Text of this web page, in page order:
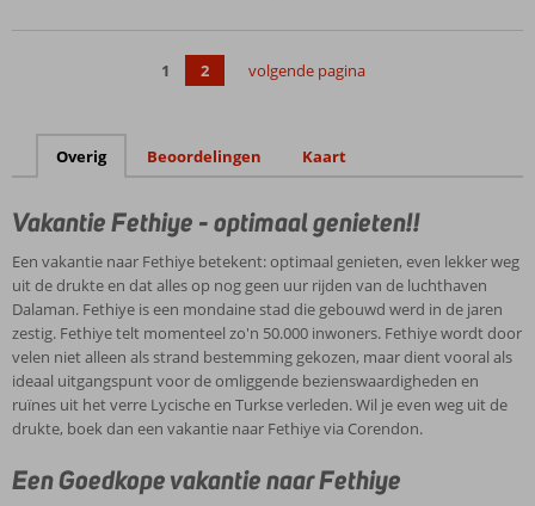
personeel
van
het
1 2 volgende pagina
Overig Beoordelingen Kaart
Vakantie Fethiye - optimaal genieten!!
Een vakantie naar Fethiye betekent: optimaal genieten, even lekker weg
uit de drukte en dat alles op nog geen uur rijden van de luchthaven
Dalaman. Fethiye is een mondaine stad die gebouwd werd in de jaren
zestig. Fethiye telt momenteel zo'n 50.000 inwoners. Fethiye wordt door
velen niet alleen als strand bestemming gekozen, maar dient vooral als
ideaal uitgangspunt voor de omliggende bezienswaardigheden en
ruïnes uit het verre Lycische en Turkse verleden. Wil je even weg uit de
drukte, boek dan een vakantie naar Fethiye via Corendon.
Een Goedkope vakantie naar Fethiye